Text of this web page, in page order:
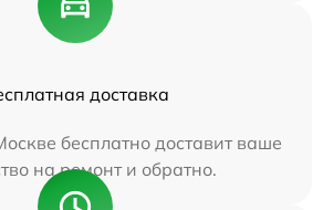
доставка
бесплатно доставит ваше
на ремонт и обратно.